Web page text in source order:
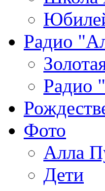
Радио
Радио
Фото
Алла
Дети